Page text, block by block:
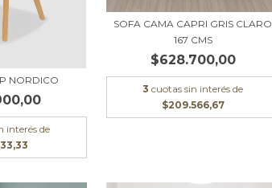
NORDICO
interés de
SOFA CAMA CAPRI GRIS CLARO
167 CMS
$628.700,00
3 cuotas sin interés de
$209.566,67